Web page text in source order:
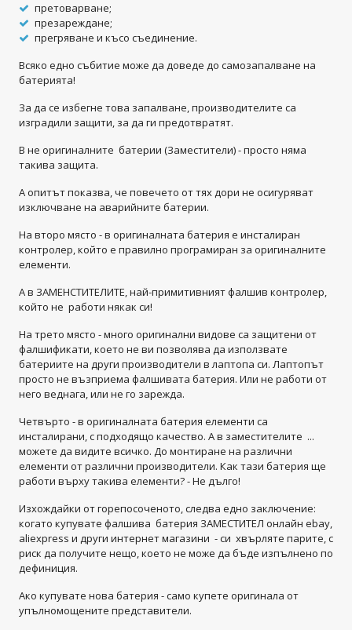
претоварване;
презареждане;
прегряване и късо съединение.
Всяко едно събитие може да доведе до самозапалване на
батерията!
За да се избегне това запалване, производителите са
изградили защити, за да ги предотвратят.
В не оригиналните батерии (Заместители) - просто няма
такива защита.
А опитът показва, че повечето от тях дори не осигуряват
изключване на аварийните батерии.
На второ място - в оригиналната батерия е инсталиран
контролер, който е правилно програмиран за оригиналните
елементи.
А в ЗАМЕНСТИТЕЛИТЕ, най-примитивният фалшив контролер,
който не работи някак си!
На трето място - много оригинални видове са защитени от
фалшификати, което не ви позволява да използвате
батериите на други производители в лаптопа си. Лаптопът
просто не възприема фалшивата батерия. Или не работи от
него веднага, или не го зарежда.
Четвърто - в оригиналната батерия елементи са
инсталирани, с подходящо качество. А в заместителите ...
можете да видите всичко. До монтиране на различни
елементи от различни производители. Как тази батерия ще
работи върху такива елементи? - Не дълго!
Изхождайки от горепосоченото, следва едно заключение:
когато купувате фалшива батерия ЗАМЕСТИТЕЛ онлайн ebay,
aliexpress и други интернет магазини - си хвърляте парите, с
риск да получите нещо, което не може да бъде изпълнено по
дефиниция.
Ако купувате нова батерия - само купете оригинала от
упълномощените представители.